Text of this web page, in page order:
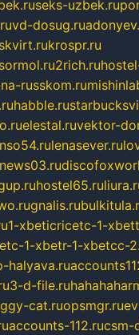
seks-uzbek.ru
vd-dosug.ru
krospr.ru
sormol.ru2rich.ru
russkom.ru
habble.ru
elestal.ruvektor-
lenasever.ru
hostel65.ru
gnalis.ru
1-xbeticricetc-1-
1-xbetr-1-xbetcc-
halyava.ru
3-d-file.ru
cat.ruopsmgr.ru
accounts-112.rucsm-